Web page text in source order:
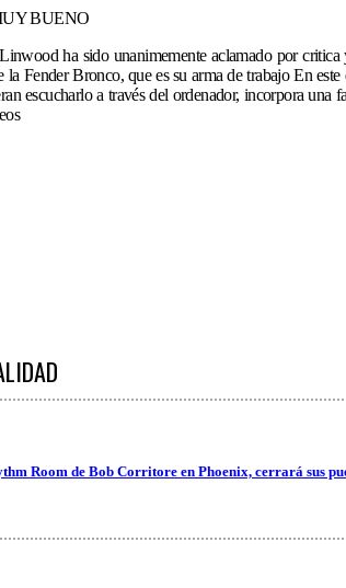
BUENO
ha sido unanimemente aclamado por
la Fender Bronco, que es su arma de trabajo En
escucharlo a través del ordenador, incorpora una
Room de Bob Corritore en Phoenix, cerrará sus